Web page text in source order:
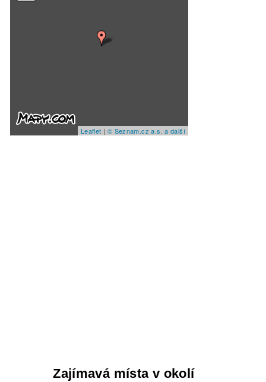
Leaflet | © Seznam.cz a.s. a další
Zajímavá místa v okolí